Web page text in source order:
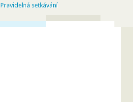
Pravidelná setkávání